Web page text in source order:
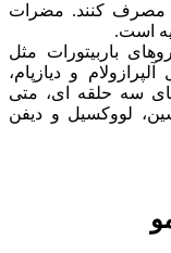
مصرف کنند. مضرات
است.
باربیتورات مثل
آلپرازولام و دیازپام،
سه حلقه ای، متی
لووکسیل و دیفن